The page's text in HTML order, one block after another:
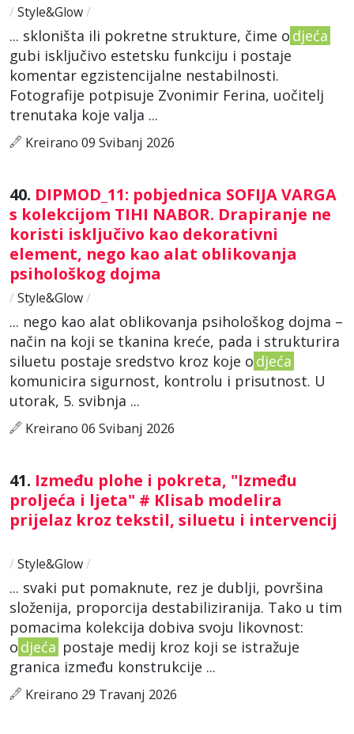
/ Style&Glow/
... skloništa ili pokretne strukture, čime o djeća
gubi isključivo estetsku funkciju i postaje
komentar egzistencijalne nestabilnosti.
Fotografije potpisuje Zvonimir Ferina, uočitelj
trenutaka koje valja ...
Kreirano 09 Svibanj 2026
40. DIPMOD_11: pobjednica SOFIJA VARGA
s kolekcijom TIHI NABOR. Drapiranje ne
koristi isključivo kao dekorativni
element, nego kao alat oblikovanja
psihološkog dojma
/ Style&Glow/
... nego kao alat oblikovanja psihološkog dojma –
način na koji se tkanina kreće, pada i strukturira
siluetu postaje sredstvo kroz koje o djeća
komunicira sigurnost, kontrolu i prisutnost. U
utorak, 5. svibnja ...
Kreirano 06 Svibanj 2026
41. Između plohe i pokreta, "Između
proljeća i ljeta" # Klisab modelira
prijelaz kroz tekstil, siluetu i intervencij
/ Style&Glow/
... svaki put pomaknute, rez je dublji, površina
složenija, proporcija destabiliziranija. Tako u tim
pomacima kolekcija dobiva svoju likovnost:
o djeća postaje medij kroz koji se istražuje
granica između konstrukcije ...
Kreirano 29 Travanj 2026